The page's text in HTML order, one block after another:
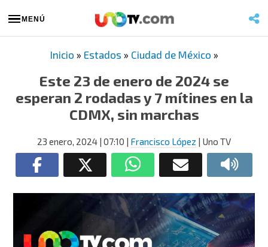
MENÚ
Inicio » Estados » Ciudad de México »
Este 23 de enero de 2024 se
esperan 2 rodadas y 7 mítines en la
CDMX, sin marchas
23 enero, 2024 | 07:10 | Francisco López | Uno TV